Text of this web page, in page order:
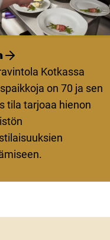
Kotkassa
on 70 ja sen
tila tarjoaa hienon